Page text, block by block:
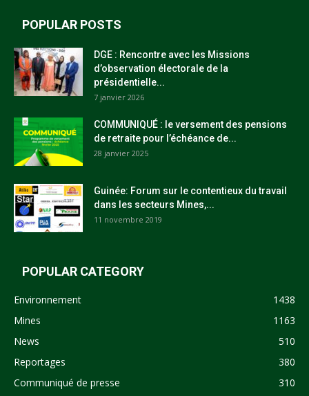
POPULAR POSTS
DGE : Rencontre avec les Missions
d’observation électorale de la
présidentielle...
7 janvier 2026
COMMUNIQUÉ : le versement des pensions
de retraite pour l’échéance de...
28 janvier 2025
Guinée: Forum sur le contentieux du travail
dans les secteurs Mines,...
11 novembre 2019
POPULAR CATEGORY
Environnement
1438
Mines
1163
News
510
Reportages
380
Communiqué de presse
310